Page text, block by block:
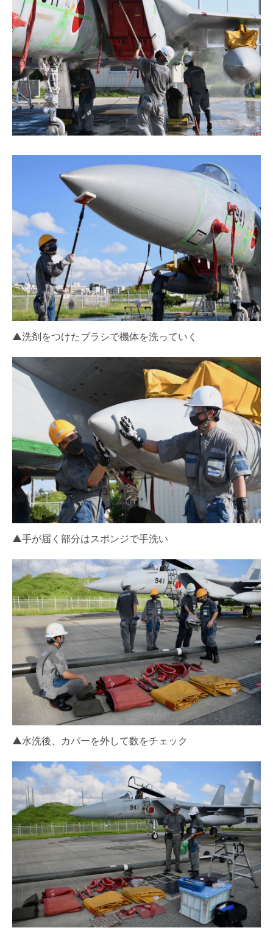
▲洗剤をつけたブラシで機体を洗っていく
▲手が届く部分はスポンジで手洗い
▲水洗後、カバーを外して数をチェック